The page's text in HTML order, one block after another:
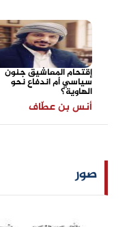
إقتحام المعاشيق جنون
سياسي أم اندفاع نحو
الهاوية؟
أنس بن عطّاف
صور